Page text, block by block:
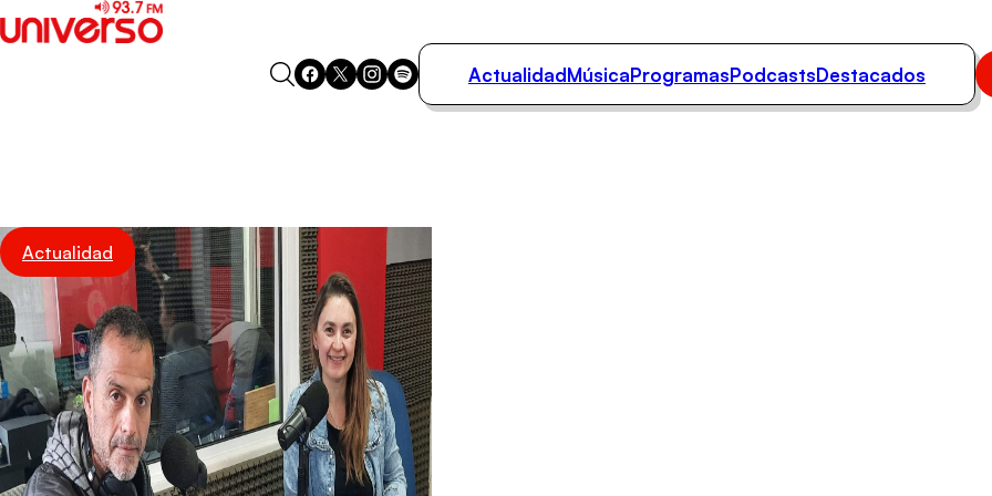
Podcasts
Destacados
ActualidadMúsicaProgramasPodcastsDestacados
Actualidad